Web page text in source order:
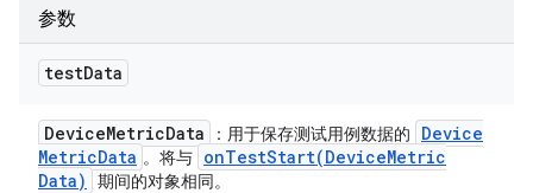
参数
testData
DeviceMetricData ：用于保存测试用例数据的
Device
MetricData 。将与 onTestStart(DeviceMetric
Data)
期间的对象相同。